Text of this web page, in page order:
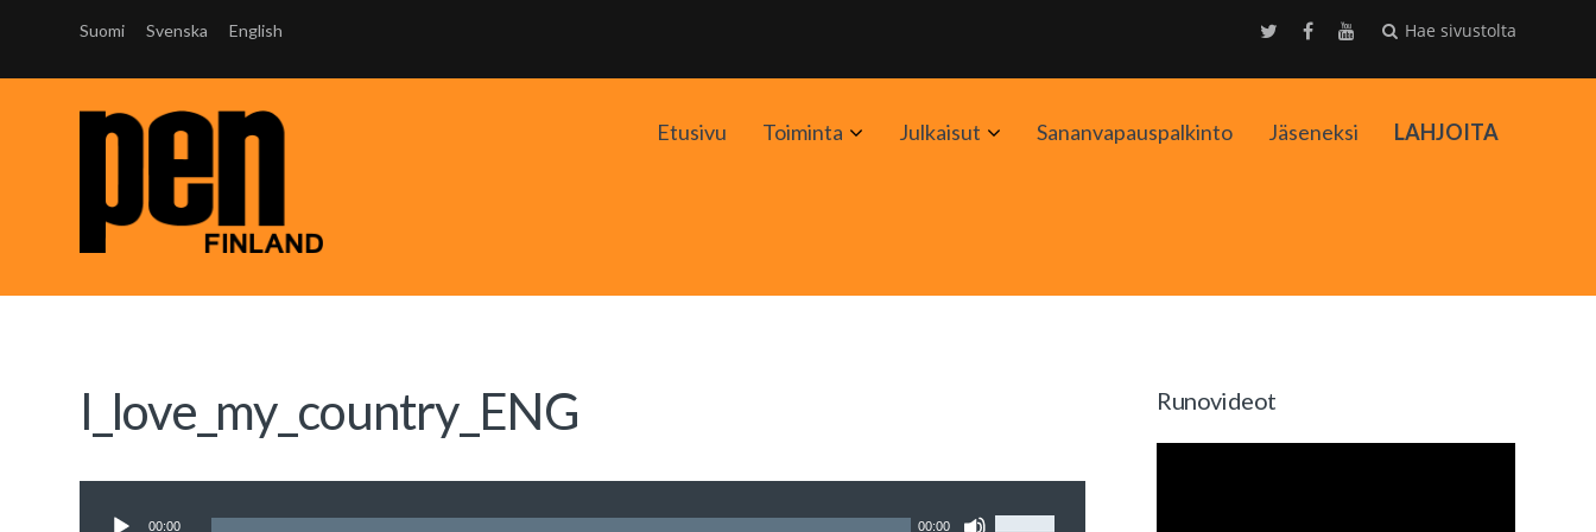
Suomi Svenska English Hae sivustolta
Etusivu Toiminta AvaaJulkaisut AvaaSananvapauspalkinto Jäseneksi LAHJOITA
I_love_my_country_ENG
00:00 00:00
Runovideot